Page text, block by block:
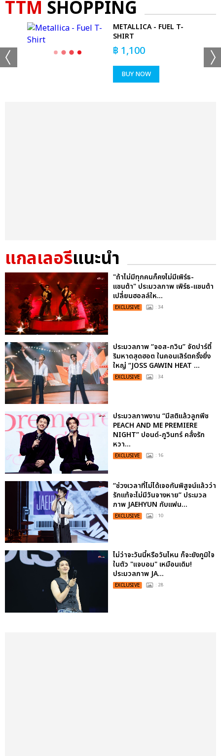
TTM SHOPPING
METALLICA - FUEL T-
SHIRT
฿ 1,100
BUY NOW
แกลเลอรีแนะนำ
"ถ้าไม่มีทุกคนก็คงไม่มีเพิร์ธ-
แซนต้า" ประมวลภาพ เพิร์ธ-แซนต้า
เปลี่ยนฮอลล์ให...
EXCLUSIVE : 34
ประมวลภาพ “จอส-กวิน” จัดปาร์ตี้
ริมหาดสุดฮอต ในคอนเสิร์ตครั้งยิ่ง
ใหญ่ “JOSS GAWIN HEAT ...
EXCLUSIVE : 34
ประมวลภาพงาน “มีสติแล้วลูกพีช
PEACH AND ME PREMIERE
NIGHT” ปอนด์-ภูวินทร์ คลั่งรัก
หวา...
EXCLUSIVE : 16
“ช่วงเวลาที่ไม่ได้เจอกันพิสูจน์แล้วว่า
รักแท้จะไม่มีวันจางหาย” ประมวล
ภาพ JAEHYUN กับแฟน...
EXCLUSIVE : 10
ไม่ว่าจะวันนี้หรือวันไหน ก็จะยังภูมิใจ
ในตัว "แจบอม" เหมือนเดิม!
ประมวลภาพ JA...
EXCLUSIVE : 28